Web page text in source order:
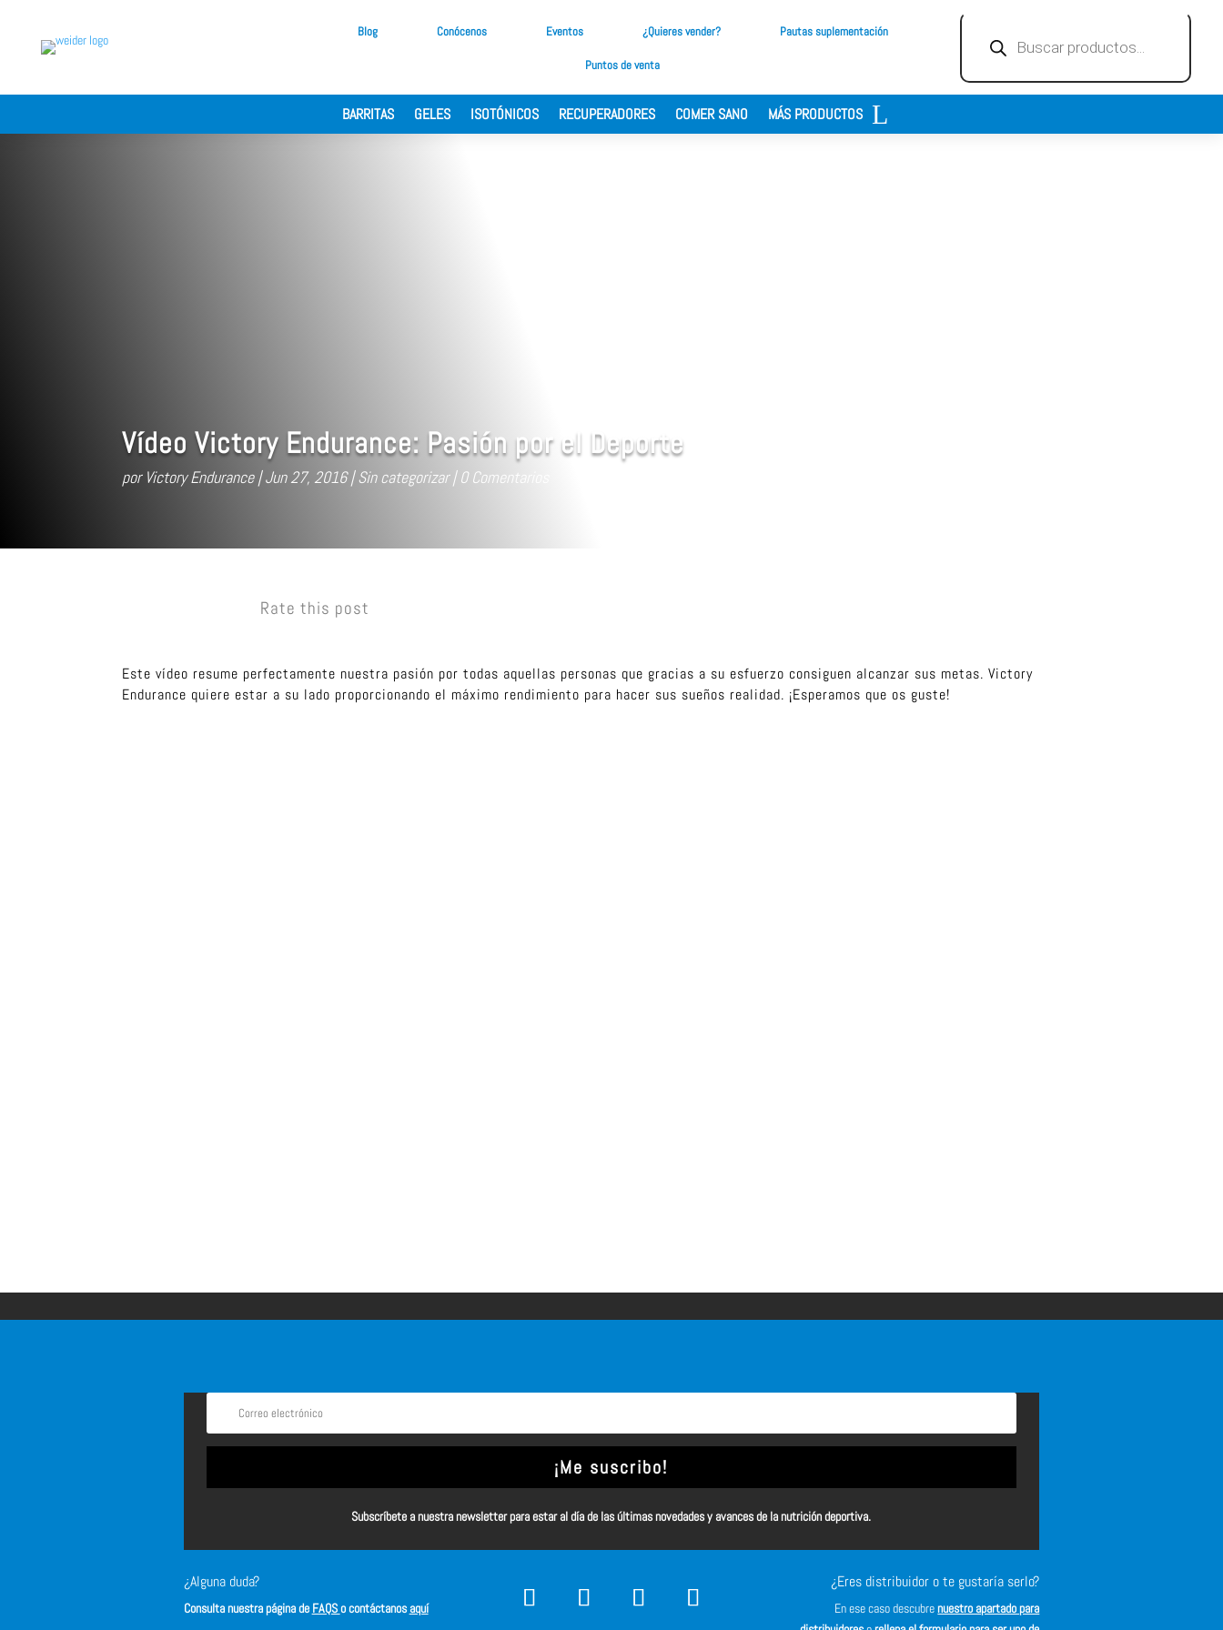
Blog Conócenos Eventos ¿Quieres vender? Pautas suplementación
Puntos de venta
productos
BARRITAS GELES ISOTÓNICOS RECUPERADORES COMER SANO MÁS PRODUCTOS
Vídeo Victory Endurance: Pasión por el Deporte
por Victory Endurance Jun 27, 2016 Sin categorizar 0 Comentarios
Rate this post
Este vídeo resume perfectamente nuestra pasión por todas aquellas personas que gracias a su esfuerzo consiguen alcanzar sus metas. Victory
Endurance quiere estar a su lado proporcionando el máximo rendimiento para hacer sus sueños realidad. ¡Esperamos que os guste!
¡Me suscribo!
Subscríbete a nuestra newsletter para estar al día de las últimas novedades y avances de la nutrición deportiva.
¿Alguna duda?
Consulta nuestra página de FAQSo contáctanosaquí
¿Eres distribuidor o te gustaría serlo?
En ese caso descubrenuestro apartado para